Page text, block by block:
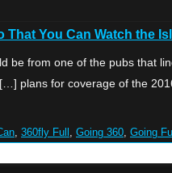
That You Can Watch the
be from one of the pubs that
plans for coverage of the
, 360fly Full , Going 360, Going Full